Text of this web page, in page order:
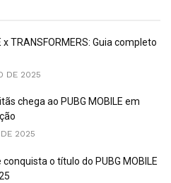
x TRANSFORMERS: Guia completo
DE 2025
chega ao PUBG MOBILE em
2025
o título do PUBG MOBILE